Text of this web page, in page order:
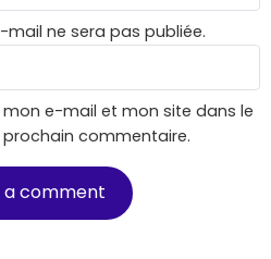
ne sera pas publiée.
mon e-mail et mon site dans le
commentaire.